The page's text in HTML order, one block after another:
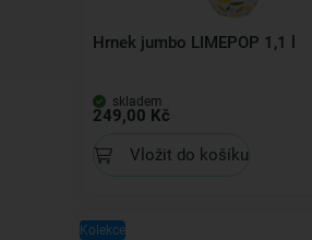
Hrnek jumbo LIMEPOP 1,1 l
skladem
249,00 Kč
Vložit do košíku
Kolekce